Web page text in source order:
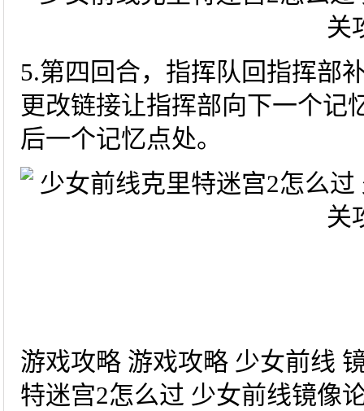
5.第四回合，指挥队回指挥部
更改链接让指挥部向下一个记
后一个记忆点处。
游戏攻略 游戏攻略 少女前线
特迷宫2怎么过 少女前线镜像